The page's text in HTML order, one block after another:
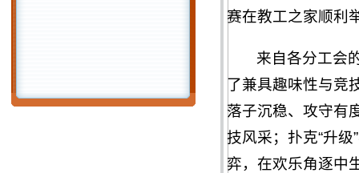
赛在教工之家顺利
来自各分工会
了兼具趣味性与竞
落子沉稳、攻守有
技风采；扑克“升
弈，在欢乐角逐中